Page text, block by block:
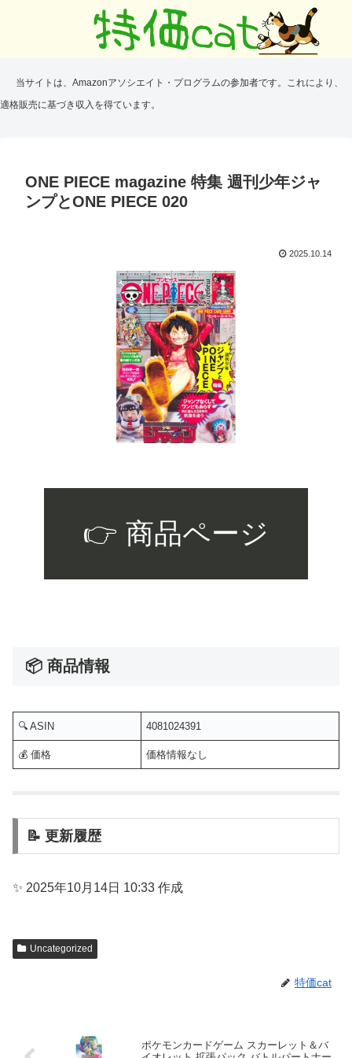
当サイトは、Amazonアソシエイト・プログラムの参加者です。これにより、
適格販売に基づき収入を得ています。
ONE PIECE magazine 特集 週刊少年ジャ
ンプとONE PIECE 020
2025.10.14
👉 商品ページ
📦 商品情報
🔍 ASIN 4081024391
💰 価格 価格情報なし
📝 更新履歴
✨ 2025年10月14日 10:33 作成
Uncategorized
特価cat
ポケモンカードゲーム スカーレット＆バ